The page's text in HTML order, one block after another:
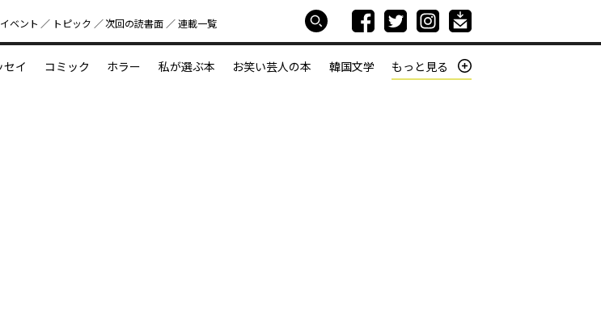
イベント トピック 次回の読書⾯ 連載一覧
セイ コミック ホラー 私が選ぶ本 お笑い芸人の本 韓国文学 もっと見る